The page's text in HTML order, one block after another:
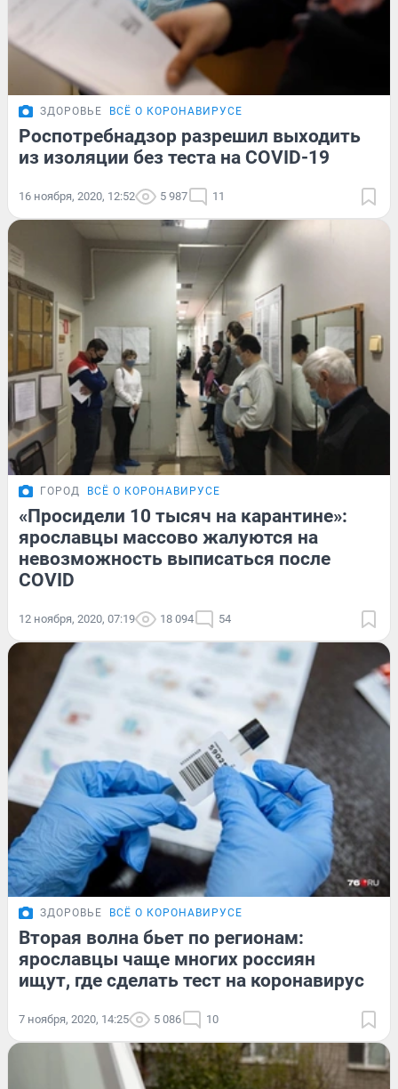
ЗДОРОВЬЕ ВСЁ О КОРОНАВИРУСЕ
Роспотребнадзор разрешил выходить
из изоляции без теста на COVID-19
16 ноября, 2020, 12:52 5 987 11
ГОРОД ВСЁ О КОРОНАВИРУСЕ
«Просидели 10 тысяч на карантине»:
ярославцы массово жалуются на
невозможность выписаться после
COVID
12 ноября, 2020, 07:19 18 094 54
ЗДОРОВЬЕ ВСЁ О КОРОНАВИРУСЕ
Вторая волна бьет по регионам:
ярославцы чаще многих россиян
ищут, где сделать тест на коронавирус
7 ноября, 2020, 14:25 5 086 10